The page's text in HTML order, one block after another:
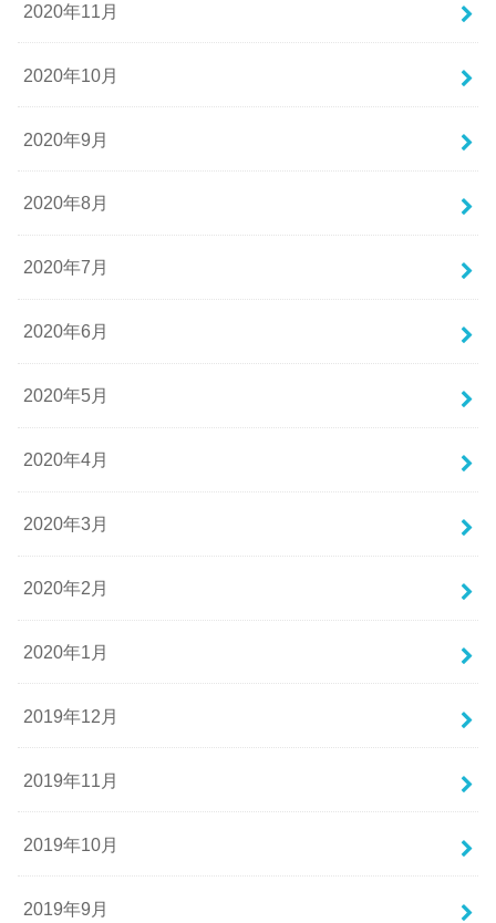
2020年11月
2020年10月
2020年9月
2020年8月
2020年7月
2020年6月
2020年5月
2020年4月
2020年3月
2020年2月
2020年1月
2019年12月
2019年11月
2019年10月
2019年9月